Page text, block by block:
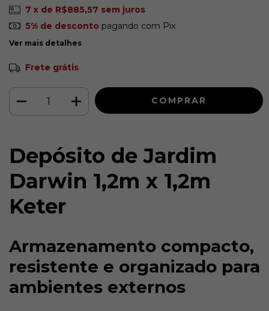
7 x de R$885,57 sem juros
5% de desconto pagando com Pix
Ver mais detalhes
Frete grátis
Depósito de Jardim
Darwin 1,2m x 1,2m
Keter
Armazenamento compacto,
resistente e organizado para
ambientes externos